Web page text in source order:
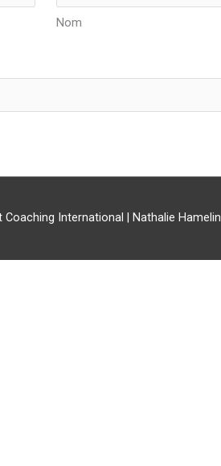
Nom
Coaching International | Nathalie Hamelin